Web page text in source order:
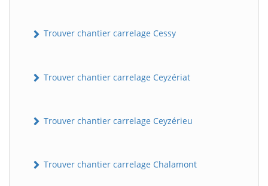
Trouver chantier carrelage Cessy
Trouver chantier carrelage Ceyzériat
Trouver chantier carrelage Ceyzérieu
Trouver chantier carrelage Chalamont